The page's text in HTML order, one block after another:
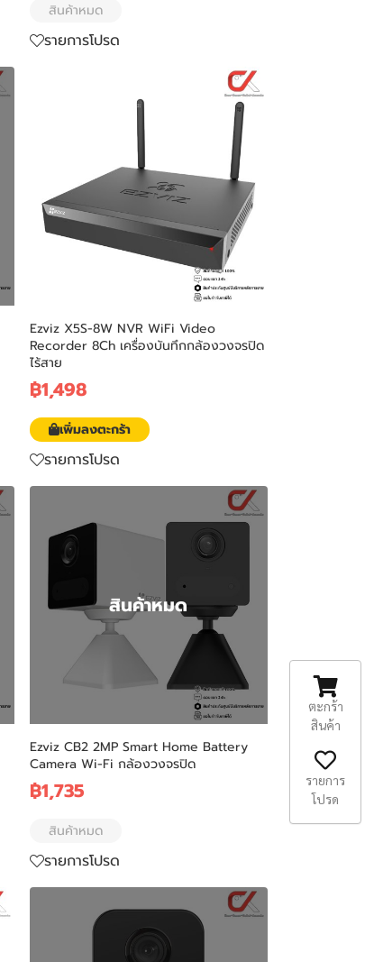
สินค้าหมด
รายการโปรด
Ezviz X5S-8W NVR WiFi Video
Recorder 8Ch เครื่องบันทึกกล้องวงจรปิด
ไร้สาย
฿1,498
เพิ่มลงตะกร้า
รายการโปรด
สินค้าหมด
Ezviz CB2 2MP Smart Home Battery
Camera Wi-Fi กล้องวงจรปิด
฿1,735
สินค้าหมด
รายการโปรด
ตะกร้า
สินค้า
รายการ
โปรด